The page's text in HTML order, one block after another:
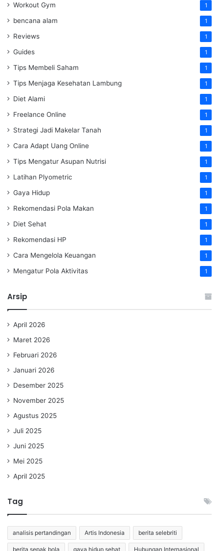
Workout Gym 1
bencana alam 1
Reviews 1
Guides 1
Tips Membeli Saham 1
Tips Menjaga Kesehatan Lambung 1
Diet Alami 1
Freelance Online 1
Strategi Jadi Makelar Tanah 1
Cara Adapt Uang Online 1
Tips Mengatur Asupan Nutrisi 1
Latihan Plyometric 1
Gaya Hidup 1
Rekomendasi Pola Makan 1
Diet Sehat 1
Rekomendasi HP 1
Cara Mengelola Keuangan 1
Mengatur Pola Aktivitas 1
Arsip
April 2026
Maret 2026
Februari 2026
Januari 2026
Desember 2025
November 2025
Agustus 2025
Juli 2025
Juni 2025
Mei 2025
April 2025
Tag
analisis pertandingan Artis Indonesia berita selebriti
berita sepak bola gaya hidup sehat Hubungan Internasional